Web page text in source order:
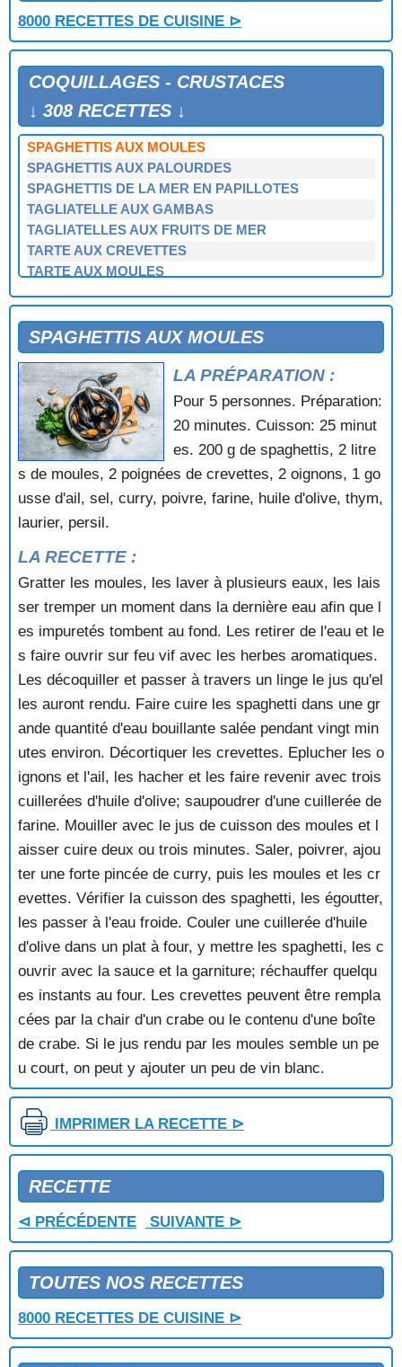
8000 RECETTES DE CUISINE ⊳
COQUILLAGES - CRUSTACES
↓ 308 RECETTES ↓
SALADE DE MOULES AUX POMMES DE TERRE
SALADE DE RIZ AUX CREVETTES
SOUFFLE AU CRABE
SPAGHETTIS AUX COQUES
SPAGHETTIS AUX CREVETTES
SPAGHETTIS AUX FRUITS DE MER
SPAGHETTIS AUX MOULES
SPAGHETTIS AUX PALOURDES
SPAGHETTIS DE LA MER EN PAPILLOTES
TAGLIATELLE AUX GAMBAS
TAGLIATELLES AUX FRUITS DE MER
TARTE AUX CREVETTES
TARTE AUX MOULES
TOMATES FARCIES AUX CREVETTES
TOURTEAUX FARCIS SAUCE FINES HERBES
TOURTEAUX SAUCE GRIBICHE
TURBAN DE POISSON AUX COQUILLES SAINT
JACQUES
SPAGHETTIS AUX MOULES
LA PRÉPARATION :
Pour 5 personnes. Préparation:
20 minutes. Cuisson: 25 minut
es. 200 g de spaghettis, 2 litre
s de moules, 2 poignées de crevettes, 2 oignons, 1 go
usse d'ail, sel, curry, poivre, farine, huile d'olive, thym,
laurier, persil.
LA RECETTE :
Gratter les moules, les laver à plusieurs eaux, les lais
ser tremper un moment dans la dernière eau afin que l
es impuretés tombent au fond. Les retirer de l'eau et le
s faire ouvrir sur feu vif avec les herbes aromatiques.
Les décoquiller et passer à travers un linge le jus qu'el
les auront rendu. Faire cuire les spaghetti dans une gr
ande quantité d'eau bouillante salée pendant vingt min
utes environ. Décortiquer les crevettes. Eplucher les o
ignons et l'ail, les hacher et les faire revenir avec trois
cuillerées d'huile d'olive; saupoudrer d'une cuillerée de
farine. Mouiller avec le jus de cuisson des moules et l
aisser cuire deux ou trois minutes. Saler, poivrer, ajou
ter une forte pincée de curry, puis les moules et les cr
evettes. Vérifier la cuisson des spaghetti, les égoutter,
les passer à l'eau froide. Couler une cuillerée d'huile
d'olive dans un plat à four, y mettre les spaghetti, les c
ouvrir avec la sauce et la garniture; réchauffer quelqu
es instants au four. Les crevettes peuvent être rempla
cées par la chair d'un crabe ou le contenu d'une boîte
de crabe. Si le jus rendu par les moules semble un pe
u court, on peut y ajouter un peu de vin blanc.
IMPRIMER LA RECETTE ⊳
RECETTE
⊲ PRÉCÉDENTE SUIVANTE ⊳
TOUTES NOS RECETTES
8000 RECETTES DE CUISINE ⊳